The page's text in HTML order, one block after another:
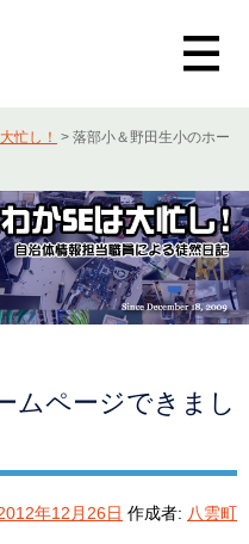
忙し！ > 落部小＆野田生小のホー
ムページできまし
年12月26日 作成者: 八雲町